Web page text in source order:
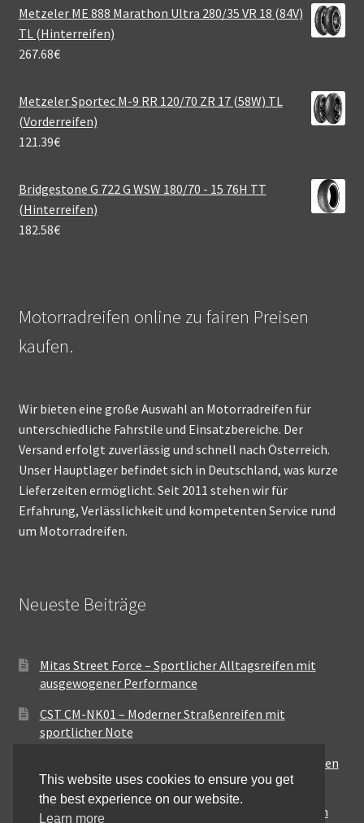
Metzeler ME 888 Marathon Ultra 280/35 VR 18 (84V)
TL (Hinterreifen)
267.68€
Metzeler Sportec M-9 RR 120/70 ZR 17 (58W) TL
(Vorderreifen)
121.39€
Bridgestone G 722 G WSW 180/70 - 15 76H TT
(Hinterreifen)
182.58€
Motorradreifen online zu fairen Preisen
kaufen.
Wir bieten eine große Auswahl an Motorradreifen für
unterschiedliche Fahrstile und Einsatzbereiche. Der
Versand erfolgt zuverlässig und schnell nach Österreich.
Unser Hauptlager befindet sich in Deutschland, was kurze
Lieferzeiten ermöglicht. Seit 2011 stehen wir für
Erfahrung, Verlässlichkeit und kompetenten Service rund
um Motorradreifen.
Neueste Beiträge
Mitas Street Force – Sportlicher Alltagsreifen mit
ausgewogener Performance
CST CM-NK01 – Moderner Straßenreifen mit
sportlicher Note
Maxxis MA-ST3 – Ausgewogener Sport-Touring-Reifen
für vielseitige Einsätze
Pirelli City Demon – Zuverlässigkeit für den urbanen
This website uses cookies to ensure you get
the best experience on our website.
Learn more